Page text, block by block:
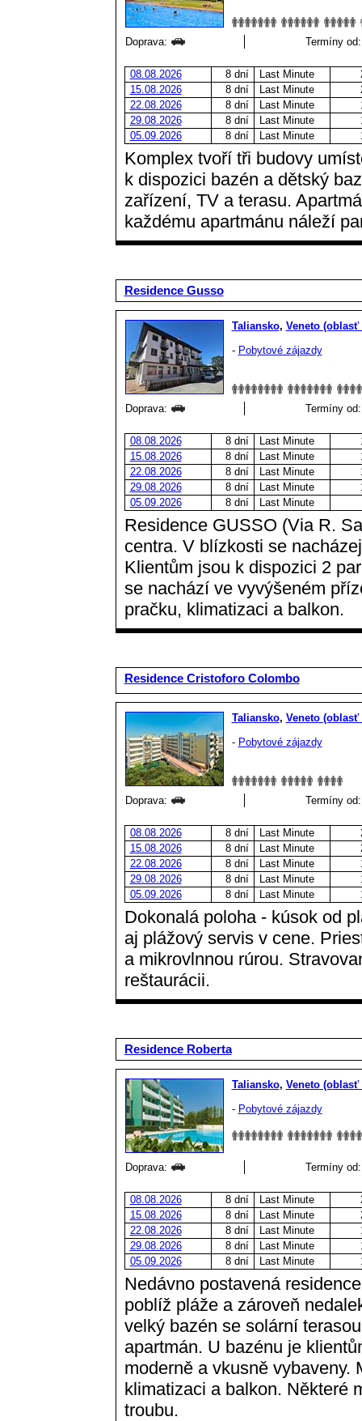
Doprava: Termíny
08.08.2026 8 dní Last Minute
15.08.2026
8 dní Last Minute
22.08.2026
8 dní Last Minute
29.08.2026
8 dní Last Minute
05.09.2026
8 dní Last Minute
Komplex tvoří tři budovy
k dispozici bazén a dětský
zařízení, TV a terasu.
každému apartmánu náleží
Residence Gusso
Taliansko, Veneto (oblasť
- Pobytové zájazdy
Doprava: Termíny
08.08.2026 8 dní Last Minute
15.08.2026
8 dní Last Minute
22.08.2026
8 dní Last Minute
29.08.2026
8 dní Last Minute
05.09.2026
8 dní Last Minute
Residence GUSSO (Via R.
centra. V blízkosti se
Klientům jsou k dispozici 2
se nachází ve vyvýšeném
pračku, klimatizaci a balkon.
Residence Cristoforo Colombo
Taliansko, Veneto (oblasť
- Pobytové zájazdy
Doprava: Termíny
08.08.2026 8 dní Last Minute
15.08.2026
8 dní Last Minute
22.08.2026
8 dní Last Minute
29.08.2026
8 dní Last Minute
05.09.2026
8 dní Last Minute
Dokonalá poloha - kúsok od
aj plážový servis v cene.
a mikrovlnnou rúrou.
reštaurácii.
Residence Roberta
Taliansko, Veneto (oblasť
- Pobytové zájazdy
Doprava: Termíny
08.08.2026 8 dní Last Minute
15.08.2026
8 dní Last Minute
22.08.2026
8 dní Last Minute
29.08.2026
8 dní Last Minute
05.09.2026
8 dní Last Minute
Nedávno postavená
poblíž pláže a zároveň
velký bazén se solární
apartmán. U bazénu je
moderně a vkusně
klimatizaci a balkon. Některé
troubu.